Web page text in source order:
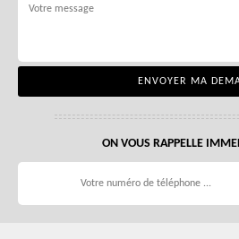
ON VOUS RAPPELLE